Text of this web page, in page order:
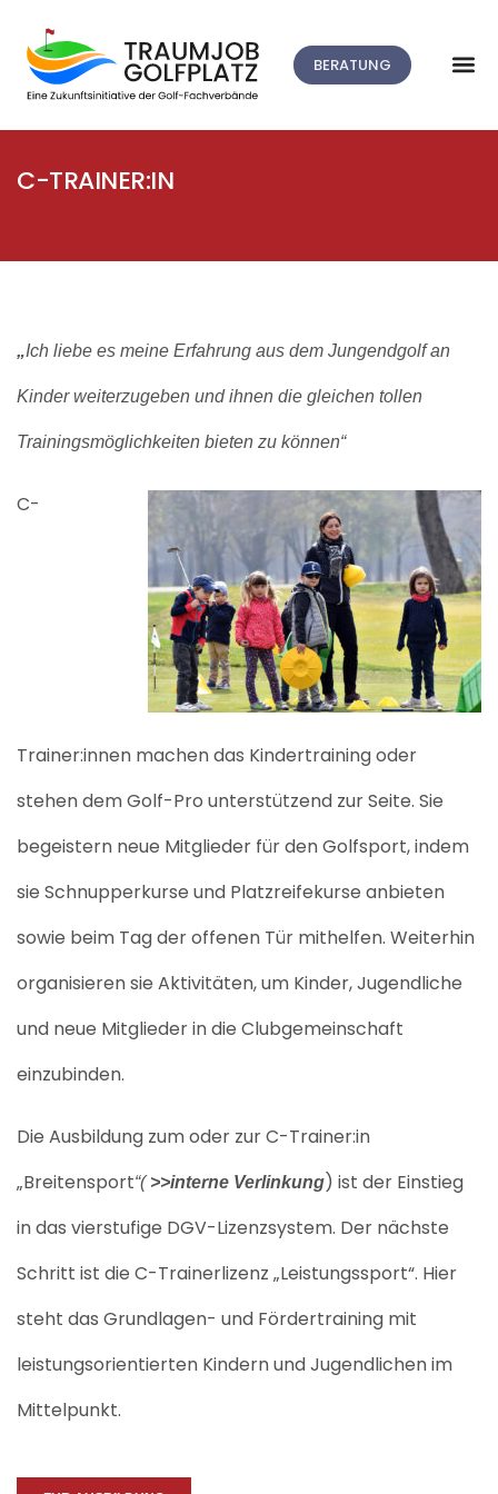
BERATUNG
C-TRAINER:IN
„Ich liebe es meine Erfahrung aus dem Jungendgolf an
Kinder weiterzugeben und ihnen die gleichen tollen
Trainingsmöglichkeiten bieten zu können“
C-
Trainer:innen machen das Kindertraining oder
stehen dem Golf-Pro unterstützend zur Seite. Sie
begeistern neue Mitglieder für den Golfsport, indem
sie Schnupperkurse und Platzreifekurse anbieten
sowie beim Tag der offenen Tür mithelfen. Weiterhin
organisieren sie Aktivitäten, um Kinder, Jugendliche
und neue Mitglieder in die Clubgemeinschaft
einzubinden.
Die Ausbildung zum oder zurC-Trainer:in
„Breitensport“( >>interne Verlinkung) ist der Einstieg
in das vierstufige DGV-Lizenzsystem. Der nächste
Schritt ist die C-Trainerlizenz „Leistungssport“. Hier
steht das Grundlagen- und Fördertraining mit
leistungsorientierten Kindern und Jugendlichen im
Mittelpunkt.